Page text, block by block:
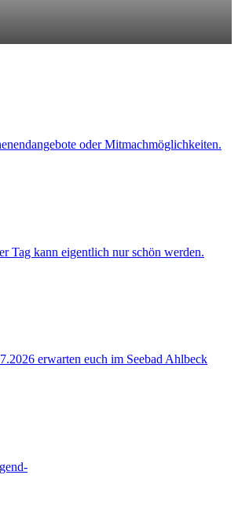
oder Mitmachmöglichkeiten.
Tag kann eigentlich nur schön werden.
erwarten euch im Seebad Ahlbeck